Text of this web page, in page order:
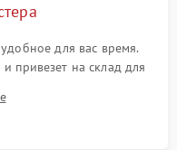
для вас время.
привезет на склад для